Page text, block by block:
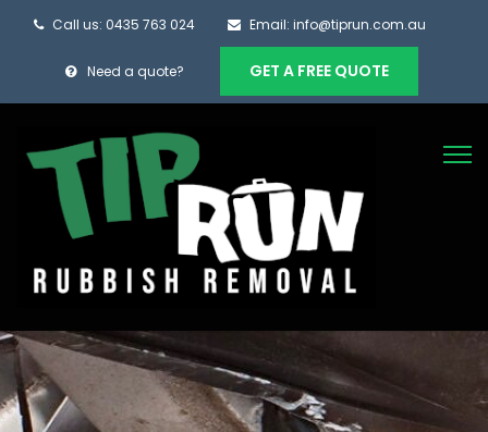
Call us: 0435 763 024 Email: info@tiprun.com.au
Need a quote? GET A FREE QUOTE